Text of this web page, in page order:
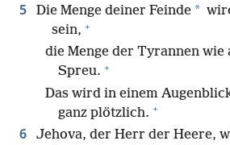
5 Die Menge deiner Feinde *
sein, +
die Menge der Tyrannen
Spreu. +
Das wird in einem
ganz plötzlich. +
6
Jehova, der Herr der Heere,